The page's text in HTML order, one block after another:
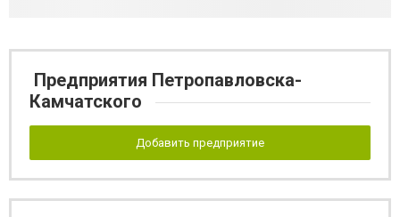
Предприятия Петропавловска-
Камчатского
Добавить предприятие